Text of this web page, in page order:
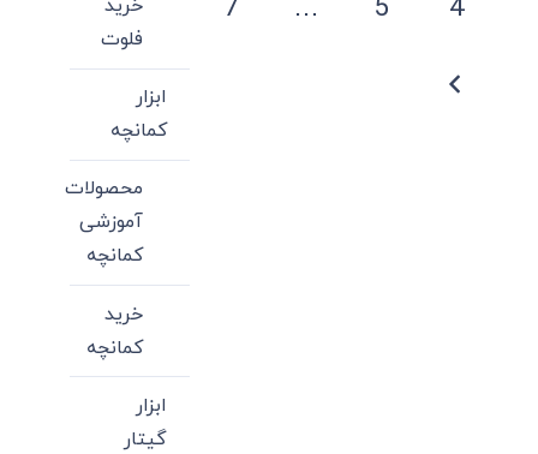
گزینه
4
5
…
7
خرید
فلوت
ابزار
کمانچه
محصولات
آموزشی
کمانچه
خرید
کمانچه
ابزار
گیتار